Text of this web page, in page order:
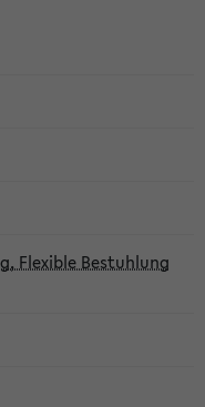
Flexible Bestuhlung